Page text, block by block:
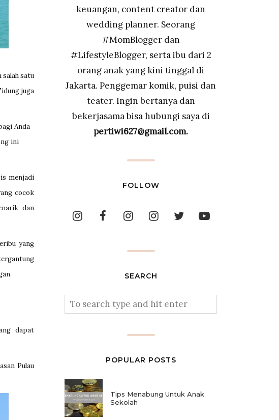
salah satu
juga
Anda
ini
menjadi
cocok
dan
yang
dapat
Pulau
keuangan, content creator dan
wedding planner. Seorang
#MomBlogger dan
#LifestyleBlogger, serta ibu dari 2
orang anak yang kini tinggal di
Jakarta. Penggemar komik, puisi dan
teater. Ingin bertanya dan
bekerjasama bisa hubungi saya di
pertiwi627@gmail.com.
FOLLOW
SEARCH
POPULAR POSTS
Tips Menabung Untuk Anak
Sekolah